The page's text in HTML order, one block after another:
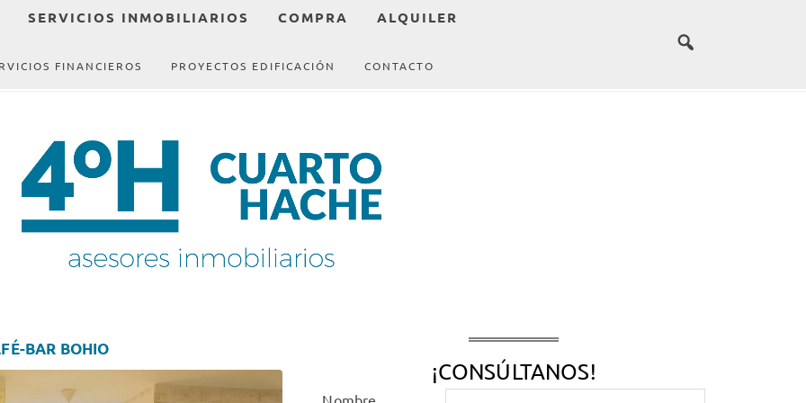
SERVICIOS INMOBILIARIOS COMPRA ALQUILER
FINANCIEROS PROYECTOS EDIFICACIÓN CONTACTO
BAR BOHIO
¡CONSÚLTANOS!
Nombre